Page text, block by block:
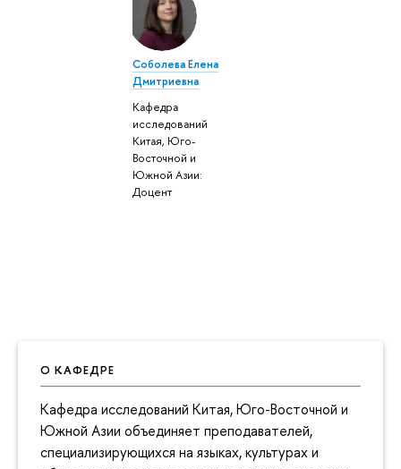
О КАФЕДРЕ
Кафедра исследований Китая, Юго-Восточной и
Южной Азии объединяет преподавателей,
специализирующихся на языках, культурах и
Соболева Елена
Дмитриевна
Кафедра
исследований
Китая, Юго-
Восточной и
Южной Азии:
Доцент